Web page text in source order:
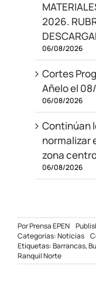
2026.
06/08/2026
Cortes
Añelo el
06/08/2026
Continúan
normalizar
zona
06/08/2026
PorPrensa EPEN
Categorías:Noticias
Etiquetas:Barrancas,
Ranquil Norte